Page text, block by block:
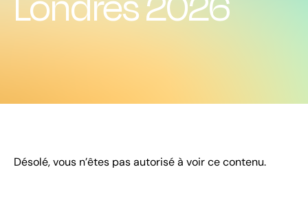
Désolé, vous n’êtes pas autorisé à voir ce contenu.